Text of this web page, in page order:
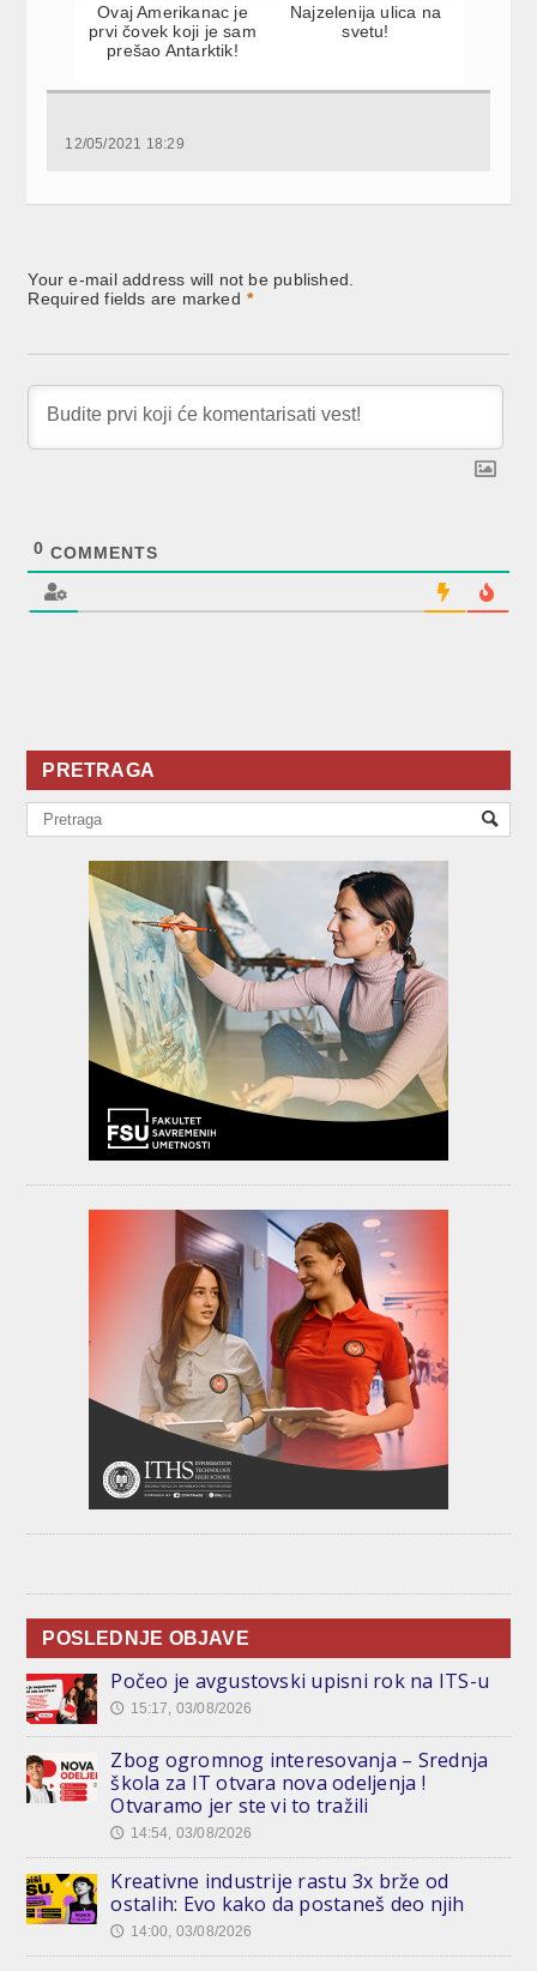
Ovaj Amerikanac je
prvi čovek koji je sam
prešao Antarktik!
Najzelenija ulica na
svetu!
12/05/2021 18:29
Your e-mail address will not be published.
Required fields are marked *
0 COMMENTS
PRETRAGA
POSLEDNJE OBJAVE
Počeo je avgustovski upisni rok na ITS-u
🕔 15:17, 03/08/2026
Zbog ogromnog interesovanja – Srednja
škola za IT otvara nova odeljenja !
Otvaramo jer ste vi to tražili
🕔 14:54, 03/08/2026
Kreativne industrije rastu 3x brže od
ostalih: Evo kako da postaneš deo njih
🕔 14:00, 03/08/2026